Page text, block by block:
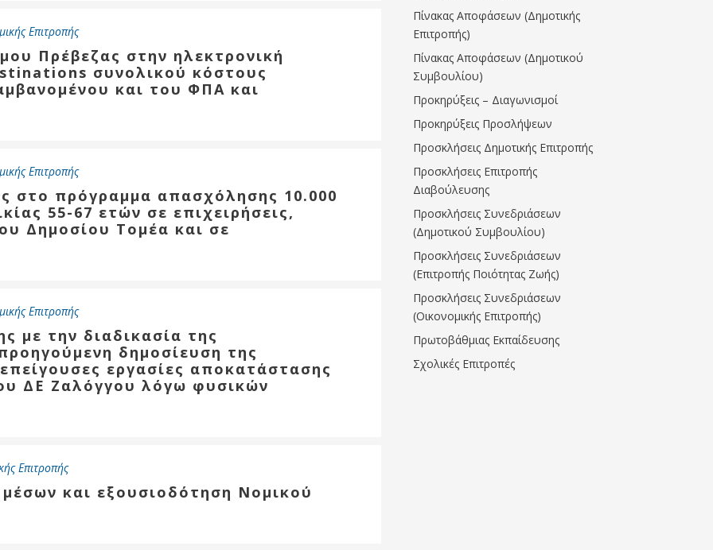
Επιτροπής
Πρέβεζας στην ηλεκτρονική
συνoλικού κόστους
και του ΦΠΑ και
Επιτροπής
στο πρόγραμμα απασχόλησης 10.000
55-67 ετών σε επιχειρήσεις,
Δημοσίου Τομέα και σε
Επιτροπής
με την διαδικασία της
δημοσίευση της
εργασίες αποκατάστασης
ΔΕ Ζαλόγγου λόγω φυσικών
Επιτροπής
και εξουσιοδότηση Νομικού
Πίνακας Αποφάσεων (Δημοτικής
Επιτροπής)
Πίνακας Αποφάσεων (Δημοτικού
Συμβουλίου)
Προκηρύξεις – Διαγωνισμοί
Προκηρύξεις Προσλήψεων
Προσκλήσεις Δημοτικής Επιτροπής
Προσκλήσεις Επιτροπής
Διαβούλευσης
Προσκλήσεις Συνεδριάσεων
(Δημοτικού Συμβουλίου)
Προσκλήσεις Συνεδριάσεων
(Επιτροπής Ποιότητας Ζωής)
Προσκλήσεις Συνεδριάσεων
(Οικονομικής Επιτροπής)
Πρωτοβάθμιας Εκπαίδευσης
Σχολικές Επιτροπές